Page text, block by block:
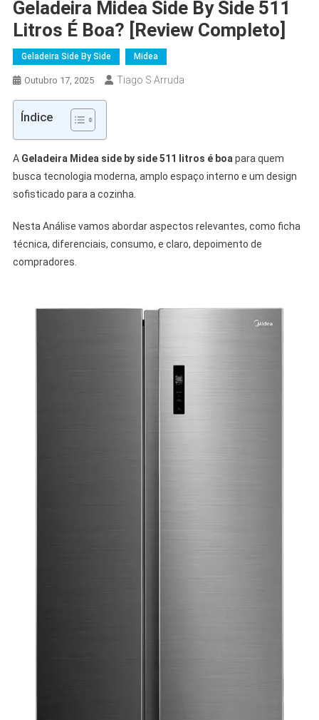
Geladeira Midea Side By Side 511
Litros É Boa? [Review Completo]
Geladeira Side By Side Midea
Outubro 17, 2025 Tiago S Arruda
Índice
A Geladeira Midea side by side 511 litros é boa para quem
busca tecnologia moderna, amplo espaço interno e um design
sofisticado para a cozinha.
Nesta Análise vamos abordar aspectos relevantes, como ficha
técnica, diferenciais, consumo, e claro, depoimento de
compradores.